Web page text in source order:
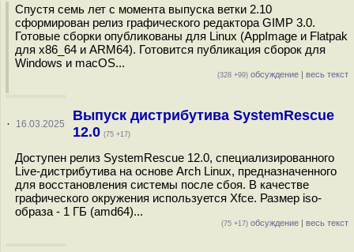
Спустя семь лет с момента выпуска ветки 2.10
сформирован релиз графического редактора GIMP 3.0.
Готовые сборки опубликованы для Linux (AppImage и Flatpak
для x86_64 и ARM64). Готовится публикация сборок для
Windows и macOS...
(328 +99) обсуждение | весь текст
· 16.03.2025
Выпуск дистрибутива SystemRescue
12.0 (75 +17)
Доступен релиз SystemRescue 12.0, специализированного
Live-дистрибутива на основе Arch Linux, предназначенного
для восстановления системы после сбоя. В качестве
графического окружения используется Xfce. Размер iso-
образа - 1 ГБ (amd64)...
(75 +17) обсуждение | весь текст